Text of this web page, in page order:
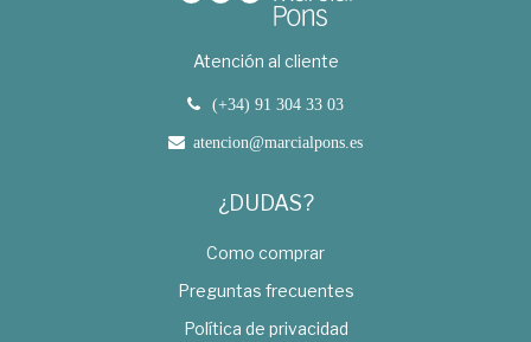
Atención al cliente
(+34) 91 304 33 03
atencion@marcialpons.es
¿DUDAS?
Como comprar
Preguntas frecuentes
Política de privacidad